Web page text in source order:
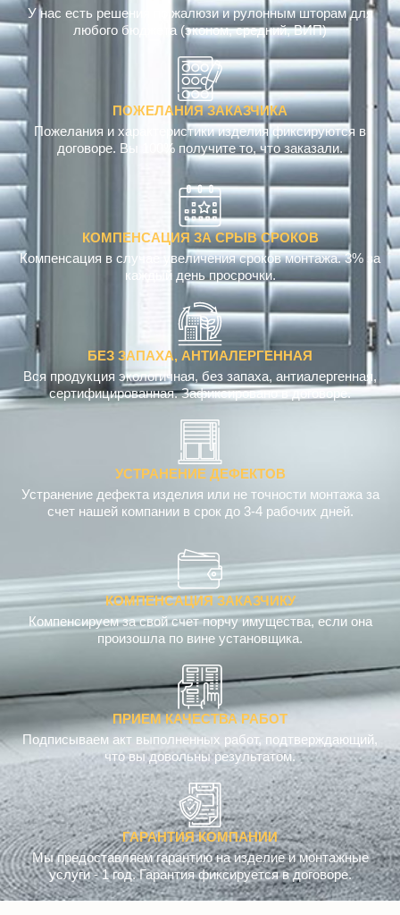
У нас есть решения по жалюзи и рулонным шторам для
любого бюджета (эконом, средний, ВИП)
ПОЖЕЛАНИЯ ЗАКАЗЧИКА
Пожелания и характеристики изделия фиксируются в
договоре. Вы 100% получите то, что заказали.
КОМПЕНСАЦИЯ ЗА СРЫВ СРОКОВ
Компенсация в случае увеличения сроков монтажа. 3% за
каждый день просрочки.
БЕЗ ЗАПАХА, АНТИАЛЕРГЕННАЯ
Вся продукция экологичная, без запаха, антиалергенная,
сертифицированная. Зафиксировано в договоре.
УСТРАНЕНИЕ ДЕФЕКТОВ
Устранение дефекта изделия или не точности монтажа за
счет нашей компании в срок до 3-4 рабочих дней.
КОМПЕНСАЦИЯ ЗАКАЗЧИКУ
Компенсируем за свой счет порчу имущества, если она
произошла по вине установщика.
ПРИЕМ КАЧЕСТВА РАБОТ
Подписываем акт выполненных работ, подтверждающий,
что вы довольны результатом.
ГАРАНТИЯ КОМПАНИИ
Мы предоставляем гарантию на изделие и монтажные
услуги - 1 год. Гарантия фиксируется в договоре.